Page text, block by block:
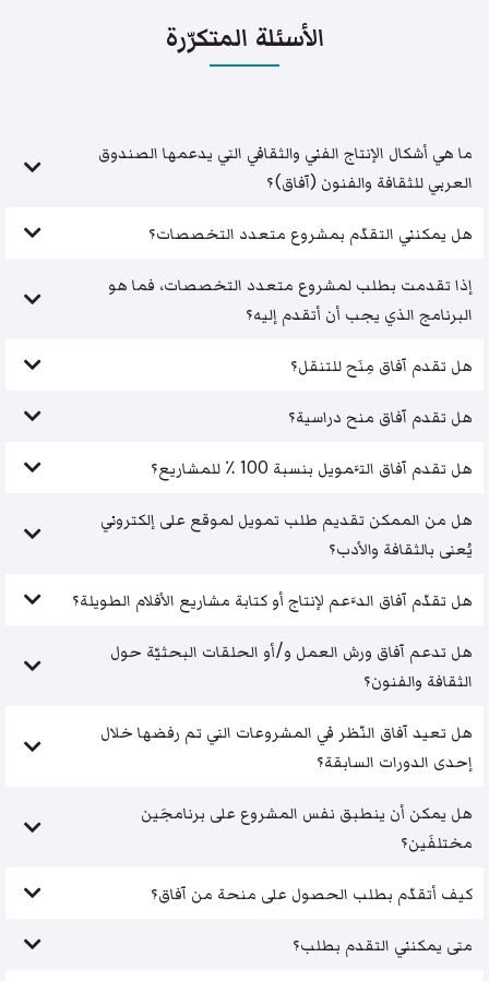
الأسئلة المتكرّرة
ما هي أشكال الإنتاج الفني والثقافي التي يدعمها الصندوق
العربي للثقافة والفنون (آفاق)؟
هل يمكنني التقدّم بمشروع متعدد التخصصات؟
إذا تقدمت بطلب لمشروع متعدد التخصصات، فما هو
البرنامج الذي يجب أن أتقدم إليه؟
هل تقدم آفاق مِنَح للتنقل؟
هل تقدم آفاق منح دراسية؟
هل تقدم آفاق التَّمويل بنسبة 100 ٪ للمشاريع؟
هل من الممكن تقديم طلب تمويل لموقع على إلكتروني
يُعنى بالثقافة والأدب؟
هل تقدّم آفاق الدَّعم لإنتاج أو كتابة مشاريع الأفلام الطويلة؟
هل تدعم آفاق ورش العمل و/أو الحلقات البحثيّة حول
الثقافة والفنون؟
هل تعيد آفاق النّظر في المشروعات التي تم رفضها خلال
إحدى الدورات السابقة؟
هل يمكن أن ينطبق نفس المشروع على برنامجَين
مختلفَين؟
كيف أتقدّم بطلب الحصول على منحة من آفاق؟
متى يمكنني التقدم بطلب؟